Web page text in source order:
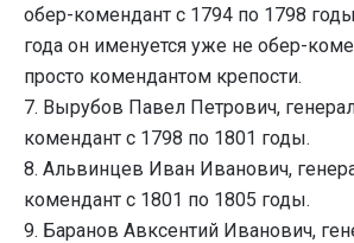
обер-комендант с 1794 по 1798
года он именуется уже не обер-
просто комендантом крепости.
7. Вырубов Павел Петрович,
комендант с 1798 по 1801 годы.
8. Альвинцев Иван Иванович,
комендант с 1801 по 1805 годы.
9. Баранов Авксентий Иванович,